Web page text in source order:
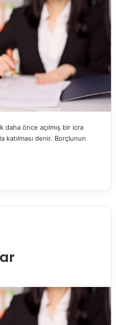
daha önce açılmış bir icra
katılması denir. Borçlunun